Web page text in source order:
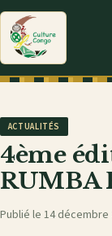
ACTUALITÉS
4ème
RUMBA
Publié le 14 décembre